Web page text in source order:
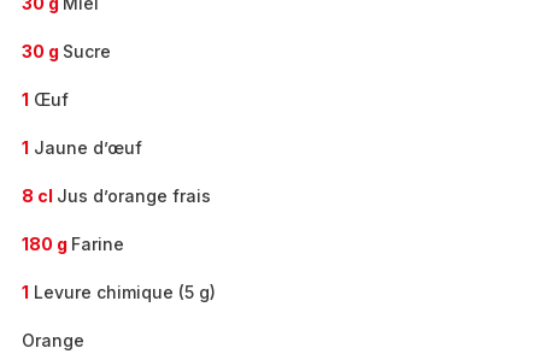
30 g Sucre
1 Œuf
1 Jaune d’œuf
8 cl Jus d’orange frais
180 g Farine
1 Levure chimique (5 g)
Orange